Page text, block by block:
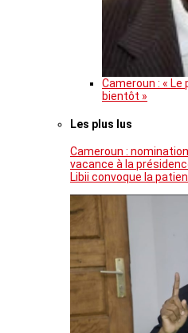
Cameroun : «
bientôt »
Les plus lus
Cameroun :
vacance à la
Libii convoque la